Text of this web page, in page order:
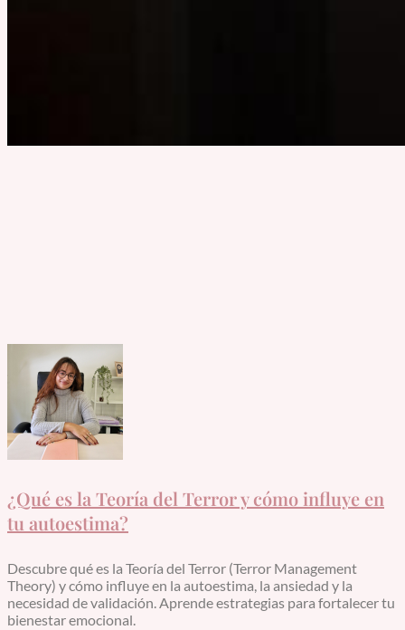
¿Qué es la Teoría del Terror y cómo influye en
tu autoestima?
Descubre qué es la Teoría del Terror (Terror Management
Theory) y cómo influye en la autoestima, la ansiedad y la
necesidad de validación. Aprende estrategias para fortalecer tu
bienestar emocional.